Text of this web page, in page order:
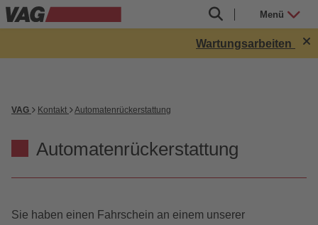
Menü
Wartungsarbeiten in
VAG Kontakt Automatenrückerstattung
Automatenrückerstattung
Sie haben einen Fahrschein an einem unserer